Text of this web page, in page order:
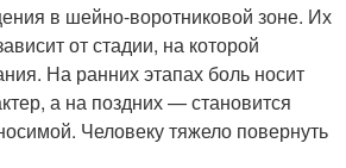
в шейно-воротниковой зоне. Их
от стадии, на которой
На ранних этапах боль носит
а на поздних — становится
Человеку тяжело повернуть